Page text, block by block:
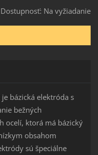
Dostupnosť: Na vyžiadanie
je bázická elektróda s
bežných
ocelí, ktorá má bázický
obsahom
sú špeciálne